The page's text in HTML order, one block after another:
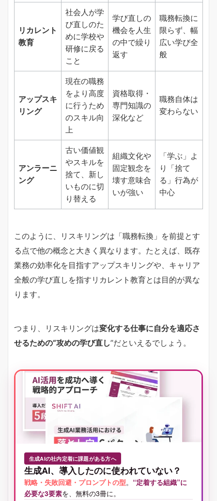
リカレント
教育
社会人が学
び直しのた
めに学校や
研修に戻る
こと
学び直しの
機会を人生
の中で繰り
返す
職務転換に
限らず、幅
広い学び全
般
アップスキ
リング
現在の職務
をより高度
に行うため
のスキル向
上
資格取得・
専門知識の
深化など
職務自体は
変わらない
アンラーニ
ング
古い価値観
やスキルを
捨て、新し
いものに切
り替える
組織文化や
固定観念を
壊す意味合
いが強い
「学ぶ」よ
り「捨て
る」行為が
中心
このように、リスキリングは「職務転換」を前提とす
る点で他の概念と大きく異なります。たとえば、既存
業務の効率化を目指すアップスキリングや、キャリア
全般の学び直しを指すリカレント教育とは目的が異な
ります。
つまり、リスキリングは変化する仕事に自分を適応さ
せるための“攻めの学び直し”だといえるでしょう。
生成AIの社内定着に課題がある方へ
生成AI、導入したのに使われていない？
戦略・失敗回避・プロンプトの型。 “定着する組織”に
必要な3要素を、無料の3冊に。